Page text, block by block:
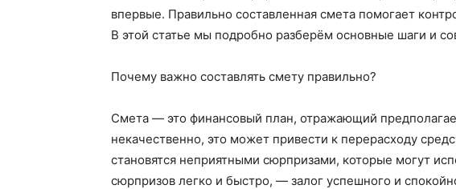
впервые. Правильно составленная смета помогает
В этой статье мы подробно разберём основные шаги и
Почему важно составлять смету правильно?
Смета — это финансовый план, отражающий
некачественно, это может привести к перерасходу
становятся неприятными сюрпризами, которые могут
сюрпризов легко и быстро, — залог успешного и